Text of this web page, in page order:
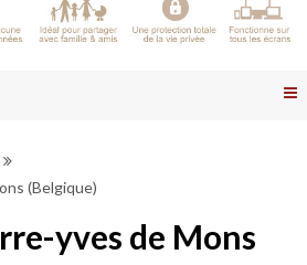
(Belgique)
yves de Mons